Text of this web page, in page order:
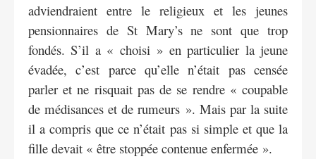
adviendraient entre le religieux et les jeunes
pensionnaires de St Mary’s ne sont que trop
fondés. S’il a « choisi » en particulier la jeune
évadée, c’est parce qu’elle n’était pas censée
parler et ne risquait pas de se rendre « coupable
de médisances et de rumeurs ». Mais par la suite
il a compris que ce n’était pas si simple et que la
fille devait « être stoppée contenue enfermée ».